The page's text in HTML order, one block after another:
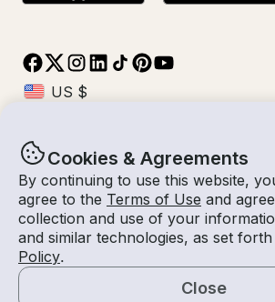
Cookies & Agreements
By continuing to use this website,
agree to the Terms of Use and
collection and use of your
and similar technologies, as set
Policy.
Close
© Getmyboat 2026利用規約プライバ
08 8月 2026
2 時間2 人数
船長付き